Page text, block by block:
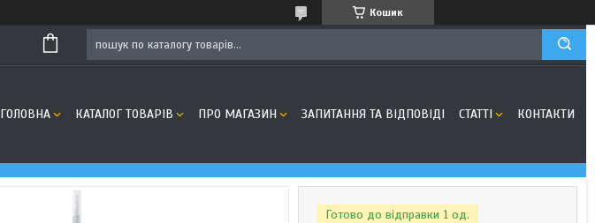
Кошик
ГОЛОВНА КАТАЛОГ ТОВАРІВ ПРО МАГАЗИН ЗАПИТАННЯ ТА ВІДПОВІДІ СТАТТІ КОНТАКТИ
Готово до відправки 1 од.